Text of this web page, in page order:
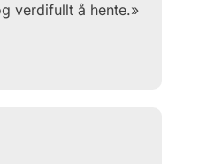
verdifullt å hente.»